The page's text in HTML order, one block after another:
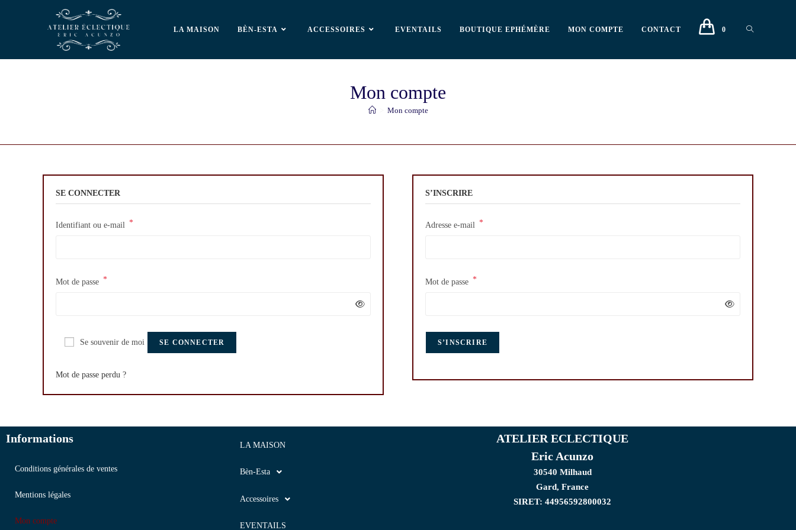
LA MAISON BÈN-ESTA ACCESSOIRES EVENTAILS BOUTIQUE EPHÉMÈRE MON COMPTE CONTACT 0
Mon compte
Mon compte
SE CONNECTER
Identifiant ou e-mail *
Mot de passe *
Se souvenir de moi SE CONNECTER
Mot de passe perdu ?
S’INSCRIRE
Adresse e-mail *
Mot de passe *
S’INSCRIRE
Informations
Conditions générales de ventes
Mentions légales
Mon compte
LA MAISON
Bèn-Esta
Accessoires
EVENTAILS
ATELIER ECLECTIQUE
Eric Acunzo
30540 Milhaud
Gard, France
SIRET: 44956592800032